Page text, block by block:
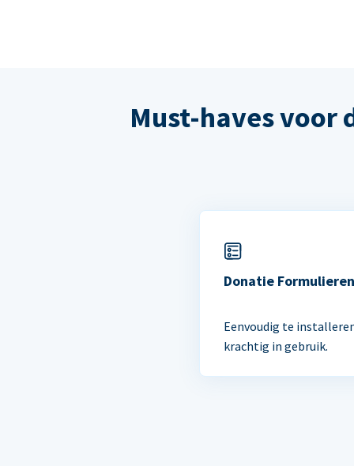
Must-haves voor
Donatie Formulieren
Eenvoudig te
krachtig in gebruik.